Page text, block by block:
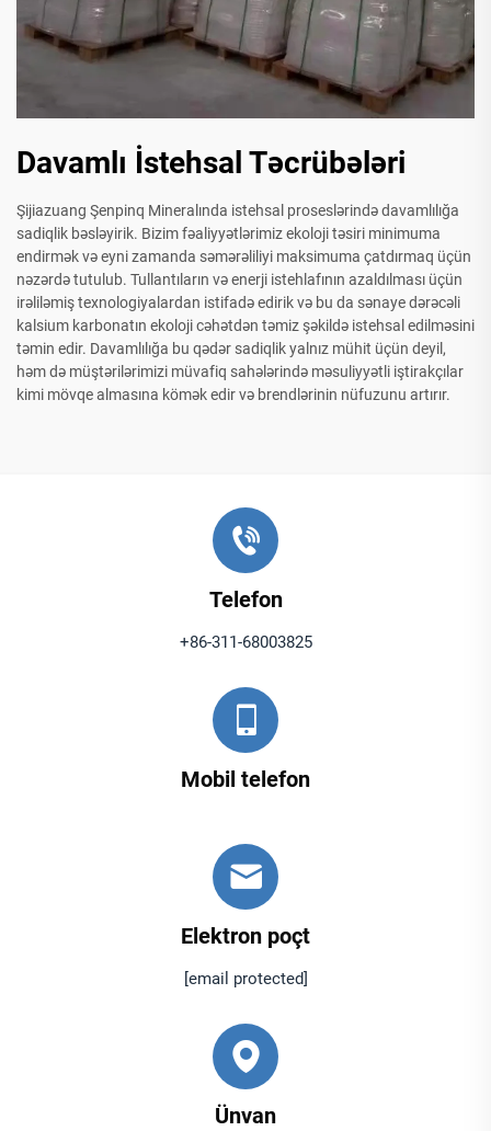
Davamlı İstehsal Təcrübələri
Şijiazuang Şenpinq Mineralında istehsal proseslərində davamlılığa
sadiqlik bəsləyirik. Bizim fəaliyyətlərimiz ekoloji təsiri minimuma
endirmək və eyni zamanda səmərəliliyi maksimuma çatdırmaq üçün
nəzərdə tutulub. Tullantıların və enerji istehlafının azaldılması üçün
irəliləmiş texnologiyalardan istifadə edirik və bu da sənaye dərəcəli
kalsium karbonatın ekoloji cəhətdən təmiz şəkildə istehsal edilməsini
təmin edir. Davamlılığa bu qədər sadiqlik yalnız mühit üçün deyil,
həm də müştərilərimizi müvafiq sahələrində məsuliyyətli iştirakçılar
kimi mövqe almasına kömək edir və brendlərinin nüfuzunu artırır.
Telefon
+86-311-68003825
Mobil telefon
Elektron poçt
[email protected]
Ünvan